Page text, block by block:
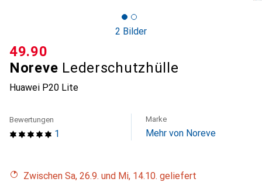
2 Bilder
Noreve Lederschutzhülle
Huawei P20 Lite
CHF
49.90
1
Bewertungen Marke
Mehr von Noreve
Zwischen Sa, 26.9. und Mi, 14.10. geliefert